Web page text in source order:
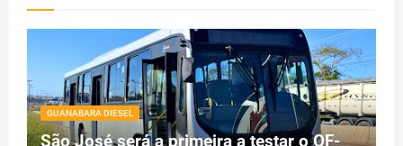
GUANABARA DIESEL
São José será a primeira a testar o OF-